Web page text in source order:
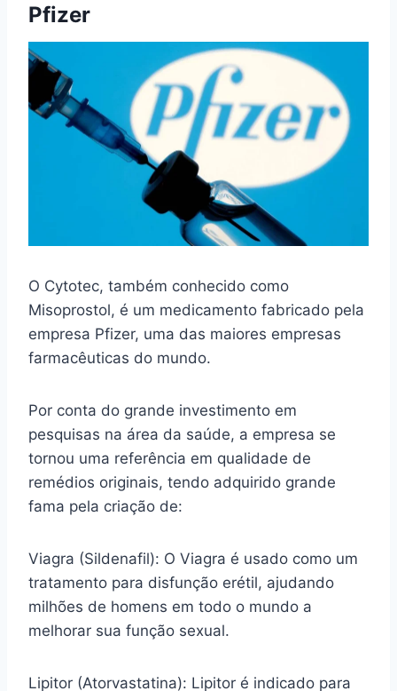
Pfizer
O Cytotec, também conhecido como
Misoprostol, é um medicamento fabricado pela
empresa Pfizer, uma das maiores empresas
farmacêuticas do mundo.
Por conta do grande investimento em
pesquisas na área da saúde, a empresa se
tornou uma referência em qualidade de
remédios originais, tendo adquirido grande
fama pela criação de:
Viagra (Sildenafil): O Viagra é usado como um
tratamento para disfunção erétil, ajudando
milhões de homens em todo o mundo a
melhorar sua função sexual.
Lipitor (Atorvastatina): Lipitor é indicado para